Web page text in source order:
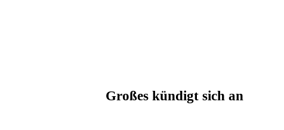
Großes kündigt sich an